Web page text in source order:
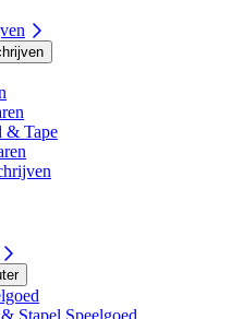
& Tape
Stapel Speelgoed